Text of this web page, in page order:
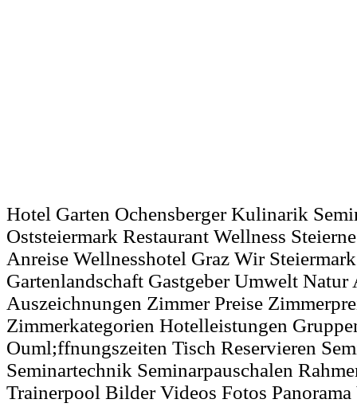
Hotel Garten Ochensberger Kulinarik
Oststeiermark Restaurant Wellness
Anreise Wellnesshotel Graz Wir
Gartenlandschaft Gastgeber Umwelt
Auszeichnungen Zimmer Preise
Zimmerkategorien Hotelleistungen
Ouml;ffnungszeiten Tisch Reservieren
Seminartechnik Seminarpauschalen
Trainerpool Bilder Videos Fotos